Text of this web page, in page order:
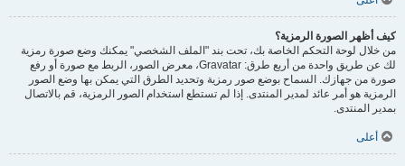
كيف أظهر الصورة الرمزية؟
من خلال لوحة التحكم الخاصة بك، تحت بند "الملف الشخصي" يمكنك وضع صورة رمزية
لك عن طريق واحدة من أربع طرق: Gravatar، معرض الصور، الربط مع صورة أو رفع
صورة من جهازك. السماح بوضع صور رمزية وتحديد الطرق التي يمكن بها وضع الصور
الرمزية هو أمر عائد لمدير المنتدى. إذا لم تستطع استخدام الصور الرمزية، قم بالاتصال
بمدير المنتدى.
أعلى